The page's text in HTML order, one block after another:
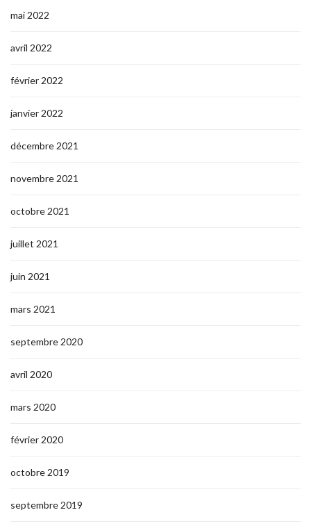
mai 2022
avril 2022
février 2022
janvier 2022
décembre 2021
novembre 2021
octobre 2021
juillet 2021
juin 2021
mars 2021
septembre 2020
avril 2020
mars 2020
février 2020
octobre 2019
septembre 2019